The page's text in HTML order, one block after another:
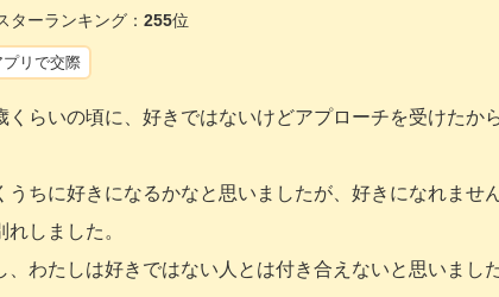
ターランキング： 255位
リで交際
くらいの頃に、好きではないけどアプローチを受けたか
うちに好きになるかなと思いましたが、好きになれませ
しました。
、わたしは好きではない人とは付き合えないと思いました